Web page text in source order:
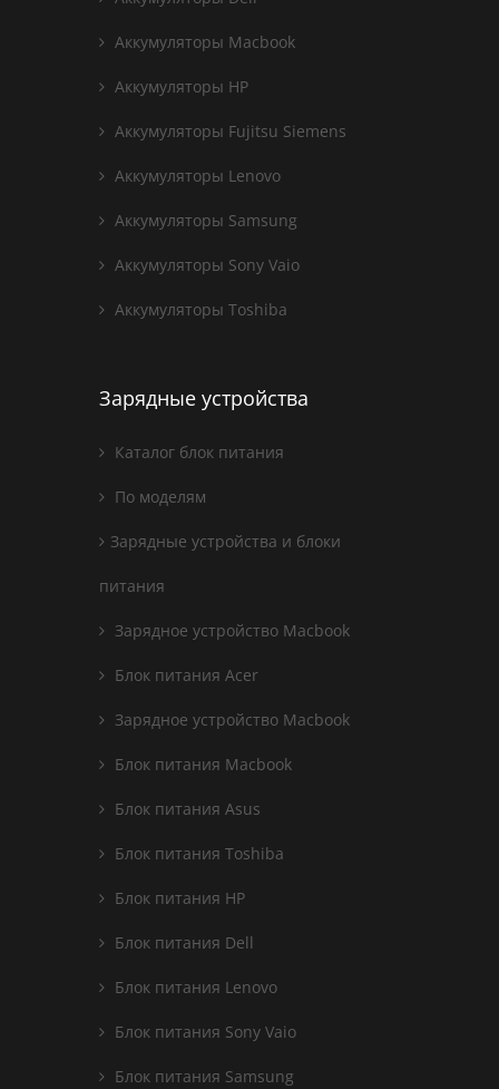
Аккумуляторы Macbook
Аккумуляторы HP
Аккумуляторы Fujitsu Siemens
Аккумуляторы Lenovo
Аккумуляторы Samsung
Аккумуляторы Sony Vaio
Аккумуляторы Toshiba
Зарядные устройства
Каталог блок питания
По моделям
Зарядные устройства и блоки
питания
Зарядное устройство Macbook
Блок питания Acer
Зарядное устройство Macbook
Блок питания Macbook
Блок питания Asus
Блок питания Toshiba
Блок питания HP
Блок питания Dell
Блок питания Lenovo
Блок питания Sony Vaio
Блок питания Samsung